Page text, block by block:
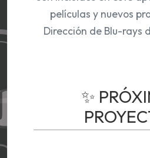
películas y nuevos
Dirección de Blu-rays
✨